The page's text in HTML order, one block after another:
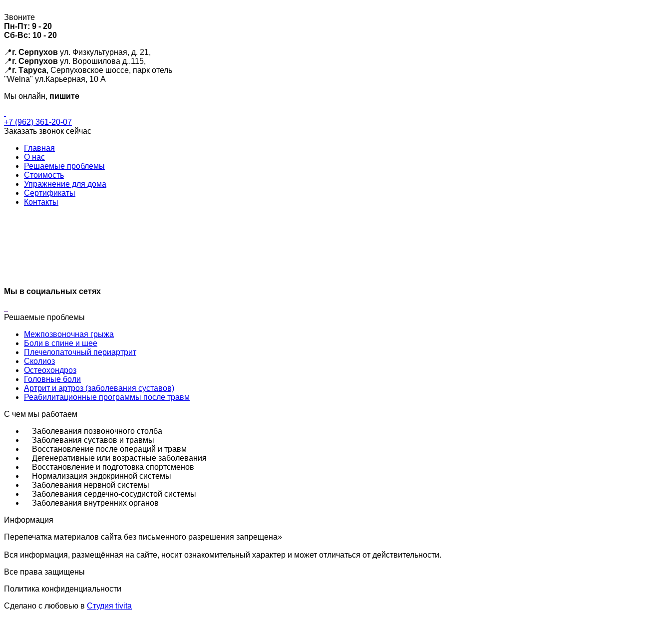
Звоните
Пн-Пт: 9 - 20
Сб-Вс: 10 - 20
📍г. Серпухов ул. Физкультурная, д. 21,
📍г. Серпухов ул. Ворошилова д..115,
📍г. Таруса, Серпуховское шоссе, парк отель
"Welna" ул.Карьерная, 10 А
Мы онлайн, пишите
+7 (962) 361-20-07
Заказать звонок сейчас
Главная
О нас
Решаемые проблемы
Стоимость
Упражнение для дома
Сертификаты
Контакты
Мы в социальных сетях
Решаемые проблемы
Межпозвоночная грыжа
Боли в спине и шее
Плечелопаточный периартрит
Сколиоз
Остеохондроз
Головные боли
Артрит и артроз (заболевания суставов)
Реабилитационные программы после травм
С чем мы работаем
Заболевания позвоночного столба
Заболевания суставов и травмы
Восстановление после операций и травм
Дегенеративные или возрастные заболевания
Восстановление и подготовка спортсменов
Нормализация эндокринной системы
Заболевания нервной системы
Заболевания сердечно-сосудистой системы
Заболевания внутренних органов
Информация
Перепечатка материалов сайта без письменного разрешения запрещена»
Вся информация, размещённая на сайте, носит ознакомительный характер и может отличаться от действительности.
Все права защищены
Политика конфиденциальности
Сделано с любовью в Студия tivita